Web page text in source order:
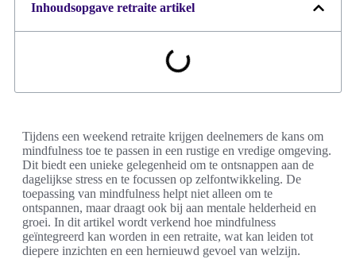
Inhoudsopgave retraite artikel
Tijdens een weekend retraite krijgen deelnemers de kans om
mindfulness toe te passen in een rustige en vredige omgeving.
Dit biedt een unieke gelegenheid om te ontsnappen aan de
dagelijkse stress en te focussen op zelfontwikkeling. De
toepassing van mindfulness helpt niet alleen om te
ontspannen, maar draagt ook bij aan mentale helderheid en
groei. In dit artikel wordt verkend hoe mindfulness
geïntegreerd kan worden in een retraite, wat kan leiden tot
diepere inzichten en een hernieuwd gevoel van welzijn.